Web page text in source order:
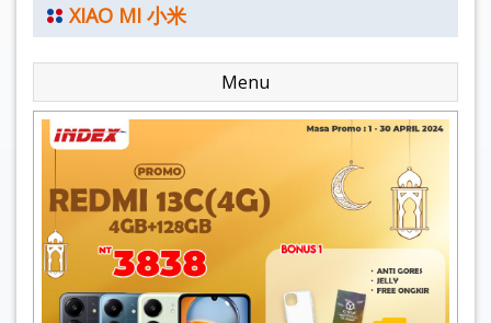
XIAO MI 小米
Menu